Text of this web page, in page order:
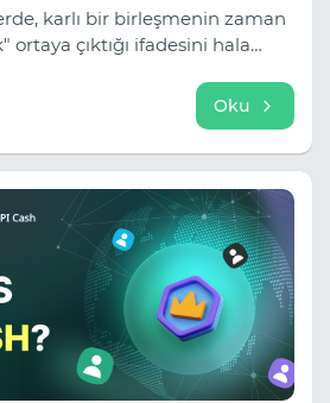
karlı bir birleşmenin zaman
ortaya çıktığı ifadesini hala
meydana gelen süreçleri aşırı
Oku